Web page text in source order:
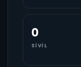
0
SIVIL